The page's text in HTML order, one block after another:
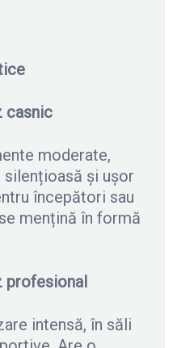
casnic
moderate,
și ușor
începători sau
mențină în formă
profesional
intensă, în săli